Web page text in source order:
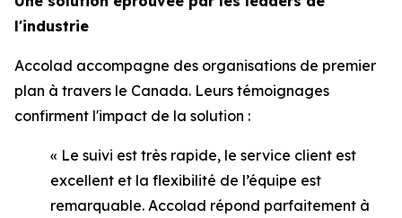
l'industrie
Accolad accompagne des organisations de premier
plan à travers le Canada. Leurs témoignages
confirment l'impact de la solution :
« Le suivi est très rapide, le service client est
excellent et la flexibilité de l’équipe est
remarquable. Accolad répond parfaitement à